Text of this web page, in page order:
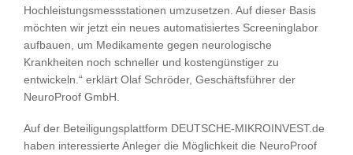
Hochleistungsmessstationen umzusetzen. Auf dieser Basis
möchten wir jetzt ein neues automatisiertes Screeninglabor
aufbauen, um Medikamente gegen neurologische
Krankheiten noch schneller und kostengünstiger zu
entwickeln.“ erklärt Olaf Schröder, Geschäftsführer der
NeuroProof GmbH.
Auf der Beteiligungsplattform DEUTSCHE-MIKROINVEST.de
haben interessierte Anleger die Möglichkeit die NeuroProof